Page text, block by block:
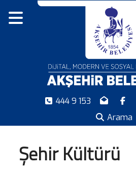
444 9 153
Arama
Şehir Kültürü